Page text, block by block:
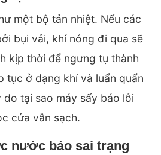
một bộ tản nhiệt. Nếu các
bụi vải, khí nóng đi qua sẽ
kịp thời để ngưng tụ thành
tục ở dạng khí và luẩn quẩn
tại sao máy sấy báo lỗi
cửa vẫn sạch.
nước báo sai trạng